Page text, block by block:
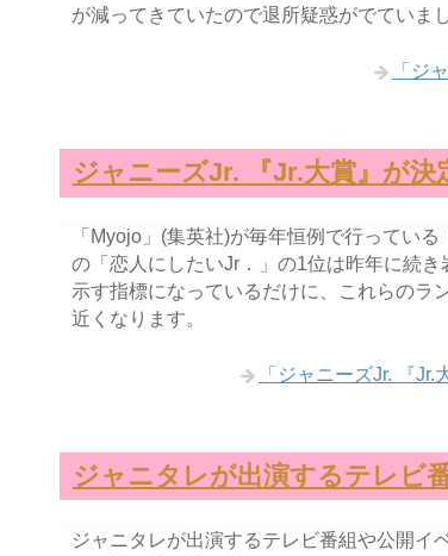
が減ってきていたので退所疑惑がでていまし
「ジ
ジャニーズJr. 『Jr.大賞』が決
「Myojo」(集英社)が毎年恒例で行ってい
の「恋人にしたいJr．」の1位は昨年に続
示す指標になっているだけに、これらのラ
近くなります。
「ジャニーズJr. 『
ジャニタレが出演するテレビ
ジャニタレが出演するテレビ番組や公開イ